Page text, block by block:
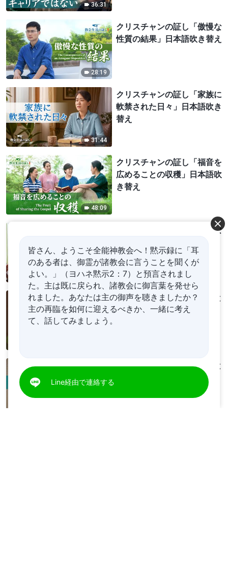
36:31
28:19
クリスチャンの証し「傲慢な
性質の結果」日本語吹き替え
31:44
クリスチャンの証し「家族に
軟禁された日々」日本語吹き
替え
48:09
クリスチャンの証し「福音を
広めることの収穫」日本語吹
き替え
44:04
クリスチャンの証し「傲慢な
か」日本語吹き替え
クリスチャンの証し「金銭と
地位が何の役に立ったのか」
クリスチャンの証し「苦境と
いう試験」日本語吹き替え
皆さん、ようこそ全能神教会へ！黙示録に「耳
のある者は、御霊が諸教会に言うことを聞くが
よい。」（ヨハネ黙示2：7）と預言されまし
た。主は既に戻られ、諸教会に御言葉を発せら
れました。あなたは主の御声を聴きましたか？
主の再臨を如何に迎えるべきか、一緒に考え
て、話してみましょう。
Line経由で連絡する